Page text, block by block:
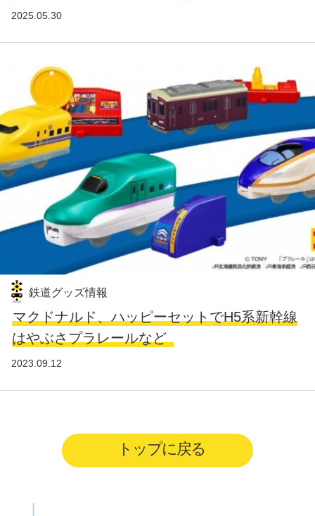
2025.05.30
鉄道グッズ情報
マクドナルド、ハッピーセットでH5系新幹線
はやぶさプラレールなど
2023.09.12
トップに戻る